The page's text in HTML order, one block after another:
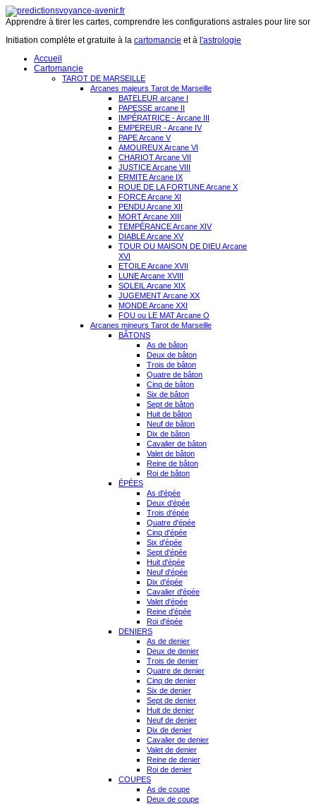
Apprendre à tirer les cartes, comprendre les configurations astrales pour lire
Initiation complète et gratuite à la cartomancie et à l'astrologie
Accueil
Cartomancie
TAROT DE MARSEILLE
Arcanes majeurs Tarot de Marseille
BATELEUR arcane I
PAPESSE arcane II
IMPÉRATRICE - Arcane III
EMPEREUR - Arcane IV
PAPE Arcane V
AMOUREUX Arcane VI
CHARIOT Arcane VII
JUSTICE Arcane VIII
ERMITE Arcane IX
ROUE DE LA FORTUNE Arcane X
FORCE Arcane XI
PENDU Arcane XII
MORT Arcane XIII
TEMPÉRANCE Arcane XIV
DIABLE Arcane XV
TOUR OU MAISON DE DIEU Arcane
XVI
ETOILE Arcane XVII
LUNE Arcane XVIII
SOLEIL Arcane XIX
JUGEMENT Arcane XX
MONDE Arcane XXI
FOU ou LE MAT Arcane O
Arcanes mineurs Tarot de Marseille
BÂTONS
As de bâton
Deux de bâton
Trois de bâton
Quatre de bâton
Cinq de bâton
Six de bâton
Sept de bâton
Huit de bâton
Neuf de bâton
Dix de bâton
Cavalier de bâton
Valet de bâton
Reine de bâton
Roi de bâton
ÉPÉES
As d'épée
Deux d'épée
Trois d'épée
Quatre d'épée
Cinq d'épée
Six d'épée
Sept d'épée
Huit d'épée
Neuf d'épée
Dix d'épée
Cavalier d'épée
Valet d'épée
Reine d'épée
Roi d'épée
DENIERS
As de denier
Deux de denier
Trois de denier
Quatre de denier
Cinq de denier
Six de denier
Sept de denier
Huit de denier
Neuf de denier
Dix de denier
Cavalier de denier
Valet de denier
Reine de denier
Roi de denier
COUPES
As de coupe
Deux de coupe